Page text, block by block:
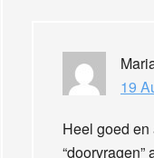
19
Heel goed